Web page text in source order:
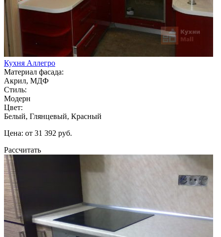
Кухня Аллегро
Материал фасада:
Акрил, МДФ
Стиль:
Модерн
Цвет:
Белый, Глянцевый, Красный
Цена: от 31 392 руб.
Рассчитать